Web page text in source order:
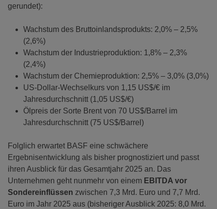
gerundet):
Wachstum des Bruttoinlandsprodukts: 2,0% – 2,5%
(2,6%)
Wachstum der Industrieproduktion: 1,8% – 2,3%
(2,4%)
Wachstum der Chemieproduktion: 2,5% – 3,0% (3,0%)
US-Dollar-Wechselkurs von 1,15 US$/€ im
Jahresdurchschnitt (1,05 US$/€)
Ölpreis der Sorte Brent von 70 US$/Barrel im
Jahresdurchschnitt (75 US$/Barrel)
Folglich erwartet BASF eine schwächere
Ergebnisentwicklung als bisher prognostiziert und passt
ihren Ausblick für das Gesamtjahr 2025 an. Das
Unternehmen geht nunmehr von einem EBITDA vor
Sondereinflüssen zwischen 7,3 Mrd. Euro und 7,7 Mrd.
Euro im Jahr 2025 aus (bisheriger Ausblick 2025: 8,0 Mrd.